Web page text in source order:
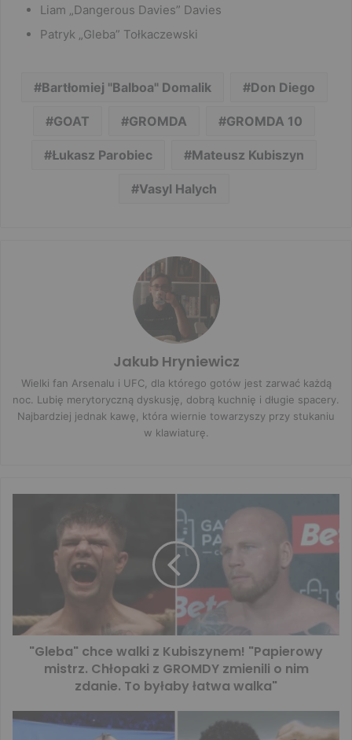
Liam „Dangerous Davies” Davies
Patryk „Gleba” Tołkaczewski
Bartłomiej "Balboa" Domalik Don Diego
GOAT GROMDA GROMDA 10
Łukasz Parobiec Mateusz Kubiszyn
Vasyl Halych
Jakub Hryniewicz
Wielki fan Arsenalu i UFC, dla którego gotów jest zarwać każdą
noc. Lubię merytoryczną dyskusję, dobrą kuchnię i długie spacery.
Najbardziej jednak kawę, która wiernie towarzyszy przy stukaniu
w klawiaturę.
"Gleba" chce walki z Kubiszynem! "Papierowy
mistrz. Chłopaki z GROMDY zmienili o nim
zdanie. To byłaby łatwa walka"